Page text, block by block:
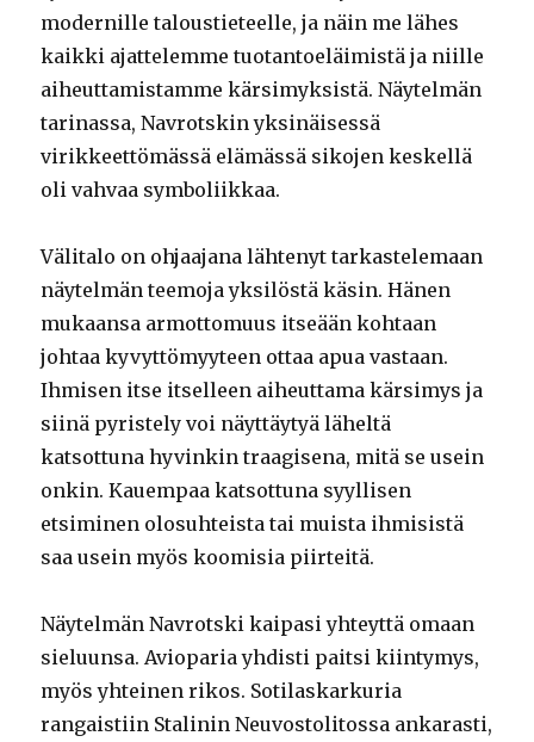
modernille taloustieteelle, ja näin me lähes
kaikki ajattelemme tuotantoeläimistä ja niille
aiheuttamistamme kärsimyksistä. Näytelmän
tarinassa, Navrotskin yksinäisessä
virikkeettömässä elämässä sikojen keskellä
oli vahvaa symboliikkaa.
Välitalo on ohjaajana lähtenyt tarkastelemaan
näytelmän teemoja yksilöstä käsin. Hänen
mukaansa armottomuus itseään kohtaan
johtaa kyvyttömyyteen ottaa apua vastaan.
Ihmisen itse itselleen aiheuttama kärsimys ja
siinä pyristely voi näyttäytyä läheltä
katsottuna hyvinkin traagisena, mitä se usein
onkin. Kauempaa katsottuna syyllisen
etsiminen olosuhteista tai muista ihmisistä
saa usein myös koomisia piirteitä.
Näytelmän Navrotski kaipasi yhteyttä omaan
sieluunsa. Avioparia yhdisti paitsi kiintymys,
myös yhteinen rikos. Sotilaskarkuria
rangaistiin Stalinin Neuvostolitossa ankarasti,